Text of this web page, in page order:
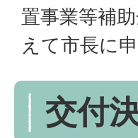
置事業等補
えて市長に
交付